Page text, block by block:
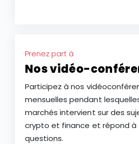
Prenez part à
Nos vidéo-
Participez à nos
mensuelles pendant
marchés intervient sur des
crypto et finance et répond à
questions.